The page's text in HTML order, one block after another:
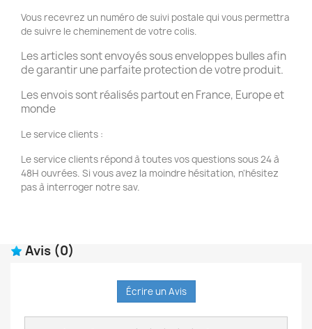
Vous recevrez un numéro de suivi postale qui vous permettra
de suivre le cheminement de votre colis.
Les articles sont envoyés sous enveloppes bulles afin
de garantir une parfaite protection de votre produit.
Les envois sont réalisés partout en France, Europe et
monde
Le service clients :
Le service clients répond à toutes vos questions sous 24 à
48H ouvrées. Si vous avez la moindre hésitation, n'hésitez
pas à interroger notre sav.
Avis (0)
Écrire un Avis